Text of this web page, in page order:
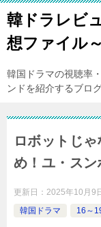
韓ドラレビ
想ファイル～
韓国ドラマの視聴率
ンドを紹介するブログ
ロボットじ
め！ユ・スン
更新日： 2025年10月9
韓国ドラマ
16～